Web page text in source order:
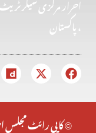
، پاکستان
© کاپی رائٹ مجلس